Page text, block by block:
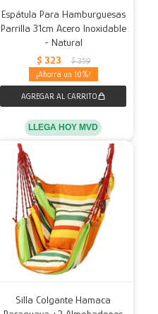
Espátula Para Hamburguesas
Parrilla 31cm Acero Inoxidable
- Natural
$ 323 $ 359
10
LLEGA HOY MVD
Silla Colgante Hamaca